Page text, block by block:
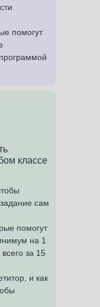
помогут
классе
сам
помогут
на 1
за 15
и как